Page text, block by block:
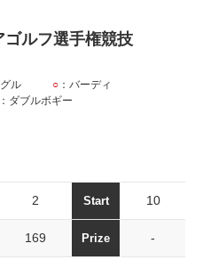
ルフ選手権競技
ル ○ ：バーディ
ダブルボギー
2 Start 10
169 Prize -